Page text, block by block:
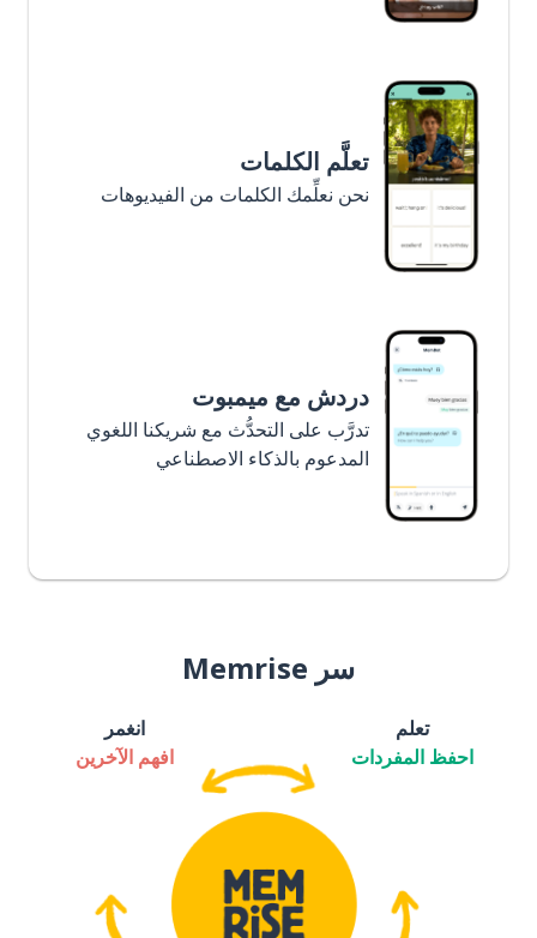
تعلَّم الكلمات
نحن نعلِّمك الكلمات من الفيديوهات
دردش مع ميمبوت
تدرَّب على التحدُّث مع شريكنا اللغوي
المدعوم بالذكاء الاصطناعي
سر Memrise
تعلم
احفظ المفردات
انغمر
افهم الآخرين